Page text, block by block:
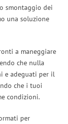
smontaggio dei
una soluzione
a maneggiare
che nulla
e adeguati per il
che i tuoi
condizioni.
per